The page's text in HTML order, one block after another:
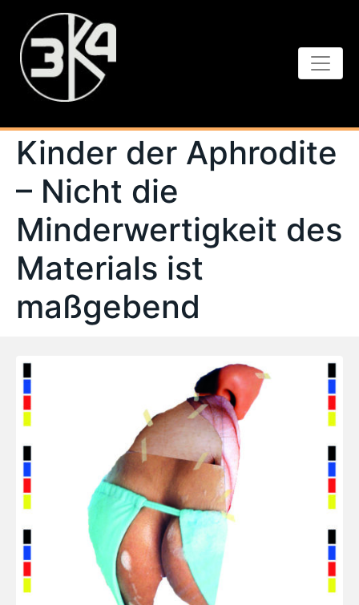
Kinder der Aphrodite
– Nicht die
Minderwertigkeit des
Materials ist
maßgebend